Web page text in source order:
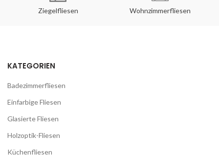
Ziegelfliesen Wohnzimmerfliesen
KATEGORIEN
Badezimmerfliesen
Einfarbige Fliesen
Glasierte Fliesen
Holzoptik-Fliesen
Küchenfliesen